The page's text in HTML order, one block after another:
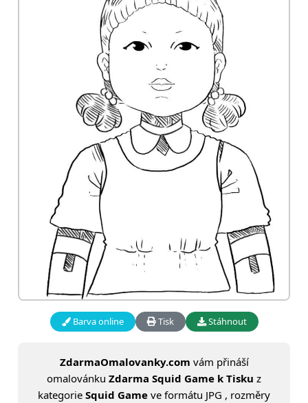
Barva online Tisk Stáhnout
ZdarmaOmalovanky.com vám přináší
omalovánku Zdarma Squid Game k Tisku z
kategorie Squid Game ve formátu JPG , rozměry